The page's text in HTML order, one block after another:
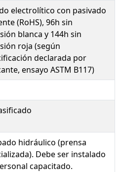
electrolítico con pasivado
(RoHS), 96h sin
blanca y 144h sin
roja (según
declarada por
ensayo ASTM B117)
hidráulico (prensa
Debe ser instalado
capacitado.